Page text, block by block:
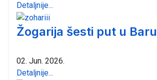
Detaljnije...
Žogarija šesti put u Baru
02. Jun. 2026.
Detaljnije...